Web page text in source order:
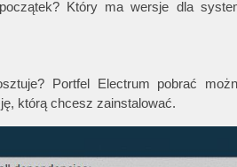
Który ma wersje dla
Portfel Electrum pobrać
którą chcesz zainstalować.